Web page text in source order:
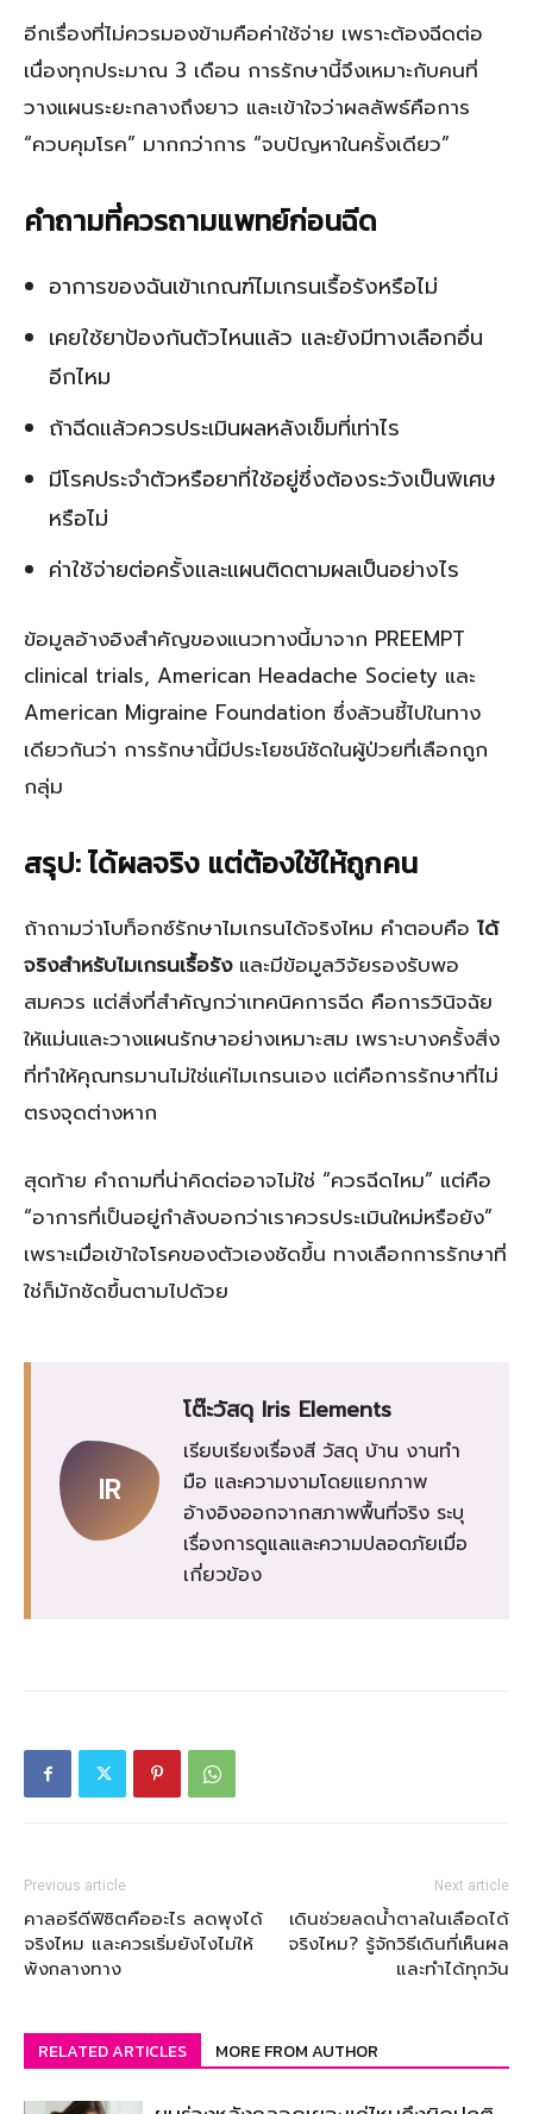
อีกเรื่องที่ไม่ควรมองข้ามคือค่าใช้จ่าย เพราะต้องฉีดต่อ
เนื่องทุกประมาณ 3 เดือน การรักษานี้จึงเหมาะกับคนที่
วางแผนระยะกลางถึงยาว และเข้าใจว่าผลลัพธ์คือการ
“ควบคุมโรค” มากกว่าการ “จบปัญหาในครั้งเดียว”
คำถามที่ควรถามแพทย์ก่อนฉีด
อาการของฉันเข้าเกณฑ์ไมเกรนเรื้อรังหรือไม่
เคยใช้ยาป้องกันตัวไหนแล้ว และยังมีทางเลือกอื่น
อีกไหม
ถ้าฉีดแล้วควรประเมินผลหลังเข็มที่เท่าไร
มีโรคประจำตัวหรือยาที่ใช้อยู่ซึ่งต้องระวังเป็นพิเศษ
หรือไม่
ค่าใช้จ่ายต่อครั้งและแผนติดตามผลเป็นอย่างไร
ข้อมูลอ้างอิงสำคัญของแนวทางนี้มาจาก PREEMPT
clinical trials, American Headache Society และ
American Migraine Foundation ซึ่งล้วนชี้ไปในทาง
เดียวกันว่า การรักษานี้มีประโยชน์ชัดในผู้ป่วยที่เลือกถูก
กลุ่ม
สรุป: ได้ผลจริง แต่ต้องใช้ให้ถูกคน
ถ้าถามว่าโบท็อกซ์รักษาไมเกรนได้จริงไหม คำตอบคือ ได้
จริงสำหรับไมเกรนเรื้อรังและมีข้อมูลวิจัยรองรับพอ
สมควร แต่สิ่งที่สำคัญกว่าเทคนิคการฉีด คือการวินิจฉัย
ให้แม่นและวางแผนรักษาอย่างเหมาะสม เพราะบางครั้งสิ่ง
ที่ทำให้คุณทรมานไม่ใช่แค่ไมเกรนเอง แต่คือการรักษาที่ไม่
ตรงจุดต่างหาก
สุดท้าย คำถามที่น่าคิดต่ออาจไม่ใช่ “ควรฉีดไหม” แต่คือ
“อาการที่เป็นอยู่กำลังบอกว่าเราควรประเมินใหม่หรือยัง”
เพราะเมื่อเข้าใจโรคของตัวเองชัดขึ้น ทางเลือกการรักษาที่
ใช่ก็มักชัดขึ้นตามไปด้วย
IR
โต๊ะวัสดุ Iris Elements
เรียบเรียงเรื่องสี วัสดุ บ้าน งานทำ
มือ และความงามโดยแยกภาพ
อ้างอิงออกจากสภาพพื้นที่จริง ระบุ
เรื่องการดูแลและความปลอดภัยเมื่อ
เกี่ยวข้อง
Previous article
คาลอรีดีฟิซิตคืออะไร ลดพุงได้
จริงไหม และควรเริ่มยังไงไม่ให้
พังกลางทาง
Next article
เดินช่วยลดน้ำตาลในเลือดได้
จริงไหม? รู้จักวิธีเดินที่เห็นผล
และทำได้ทุกวัน
RELATED ARTICLES MORE FROM AUTHOR